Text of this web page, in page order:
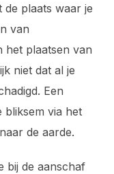
plaats waar je
van
het plaatsen van
niet dat al je
Een
bliksem via het
de aarde.
bij de aanschaf